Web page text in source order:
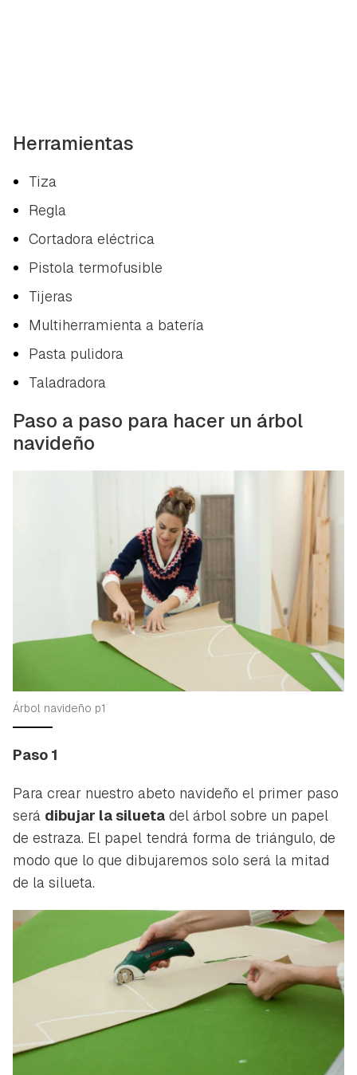
Herramientas
Tiza
Regla
Cortadora eléctrica
Pistola termofusible
Tijeras
Multiherramienta a batería
Pasta pulidora
Taladradora
Paso a paso para hacer un árbol
navideño
Árbol navideño p1
Paso 1
Para crear nuestro abeto navideño el primer paso
será dibujar la silueta del árbol sobre un papel
de estraza. El papel tendrá forma de triángulo, de
modo que lo que dibujaremos solo será la mitad
de la silueta.